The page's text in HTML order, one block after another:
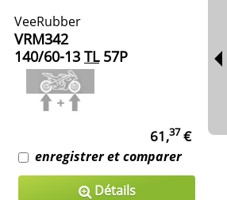
VeeRubber
VRM342
140/60-13 TL57P
61,37 €
enregistrer et comparer
Détails